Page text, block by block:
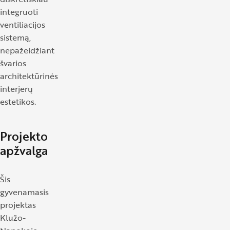
integruoti
ventiliacijos
sistemą,
nepažeidžiant
švarios
architektūrinės
interjerų
estetikos.
Projekto
apžvalga
Šis
gyvenamasis
projektas
Klužo-